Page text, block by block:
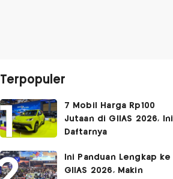
Terpopuler
7 Mobil Harga Rp100
Jutaan di GIIAS 2026, Ini
Daftarnya
Ini Panduan Lengkap ke
GIIAS 2026, Makin